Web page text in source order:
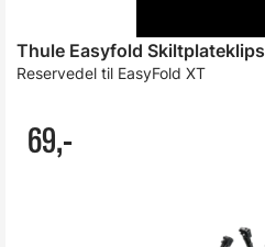
Thule Easyfold Skiltplateklips
Reservedel til EasyFold XT
69,-